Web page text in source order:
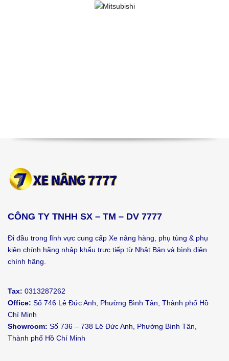
CÔNG TY TNHH SX – TM – DV 7777
Đi đầu trong lĩnh vực cung cấp Xe nâng hàng, phụ tùng & phụ
kiện chính hãng nhập khẩu trực tiếp từ Nhật Bản và bình điện
chính hãng.
Tax: 0313287262
Office: Số 746 Lê Đức Anh, Phường Bình Tân, Thành phố Hồ
Chí Minh
Showroom: Số 736 – 738 Lê Đức Anh, Phường Bình Tân,
Thành phố Hồ Chí Minh